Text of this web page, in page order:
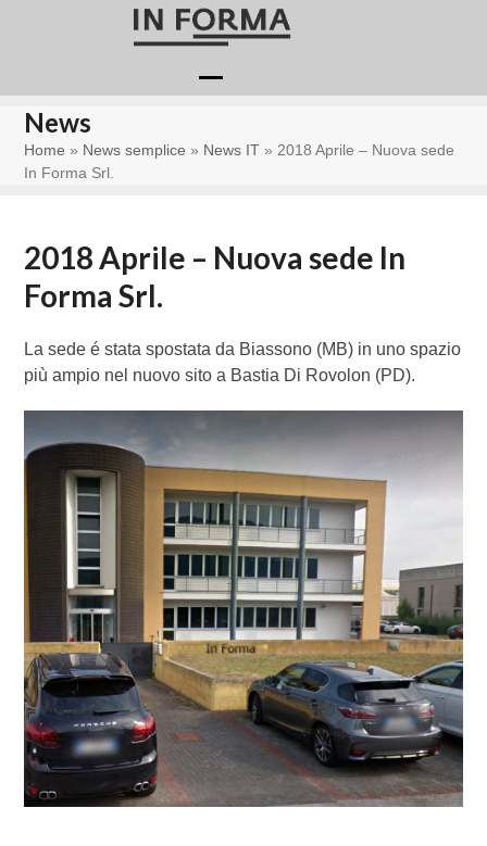
Open
mobile
Close
mobile
News
Home » News semplice » News IT »2018 Aprile – Nuova sede
In Forma Srl.
2018 Aprile – Nuova sede In
Forma Srl.
La sede é stata spostata da Biassono (MB) in uno spazio
più ampio nel nuovo sito a Bastia Di Rovolon (PD).